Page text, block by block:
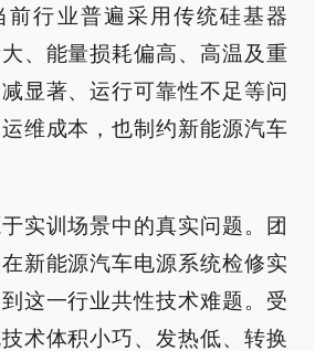
前行业普遍采用传统硅基器
、能量损耗偏高、高温及重
显著、运行可靠性不足等问
维成本，也制约新能源汽车
实训场景中的真实问题。团
新能源汽车电源系统检修实
这一行业共性技术难题。受
术体积小巧、发热低、转换